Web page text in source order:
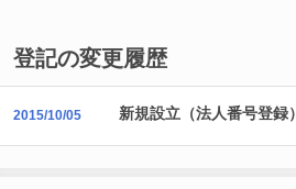
登記の変更履歴
2015/10/05 新規設立（法人番号登録）